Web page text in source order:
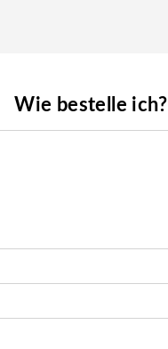
Wie bestelle ich?